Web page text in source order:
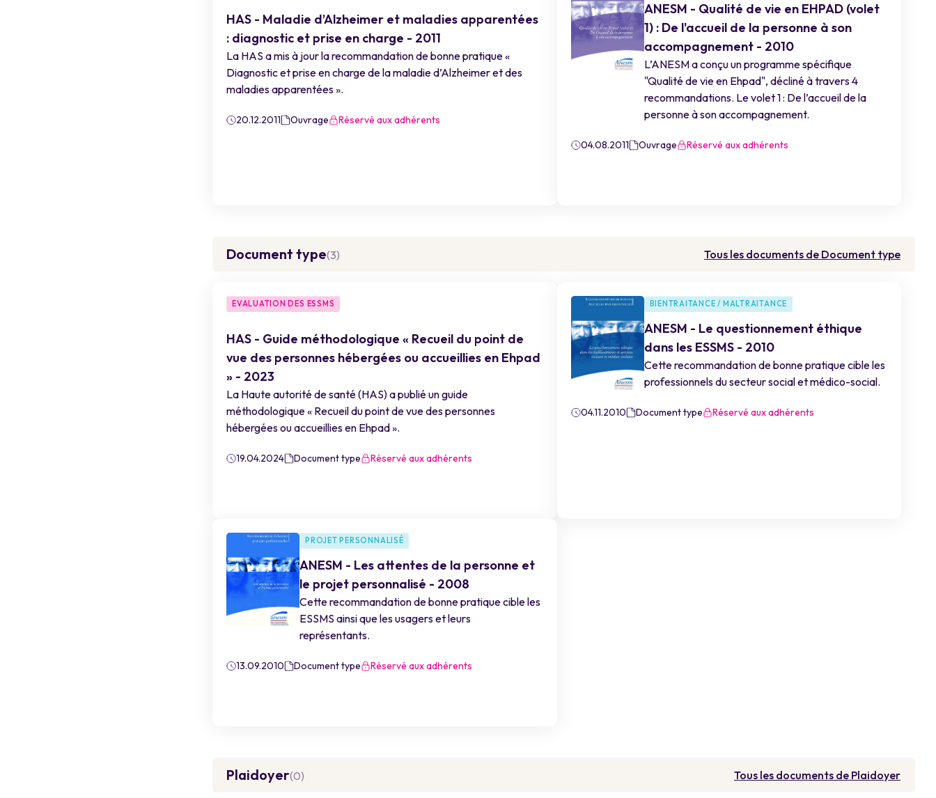
HAS - Maladie d’Alzheimer et maladies apparentées
: diagnostic et prise en charge - 2011
La HAS a mis à jour la recommandation de bonne pratique «
Diagnostic et prise en charge de la maladie d’Alzheimer et des
maladies apparentées ».
20.12.2011 Ouvrage Réservé aux adhérents
ANESM - Qualité de vie en EHPAD (volet
1) : De l'accueil de la personne à son
accompagnement - 2010
L’ANESM a conçu un programme spécifique
"Qualité de vie en Ehpad", décliné à travers 4
recommandations. Le volet 1 : De l’accueil de la
personne à son accompagnement.
04.08.2011 Ouvrage Réservé aux adhérents
Document type(3) Tous les documents de Document type
EVALUATION DES ESSMS
HAS - Guide méthodologique « Recueil du point de
vue des personnes hébergées ou accueillies en Ehpad
» - 2023
La Haute autorité de santé (HAS) a publié un guide
méthodologique « Recueil du point de vue des personnes
hébergées ou accueillies en Ehpad ».
19.04.2024 Document type Réservé aux adhérents
BIENTRAITANCE / MALTRAITANCE
ANESM - Le questionnement éthique
dans les ESSMS - 2010
Cette recommandation de bonne pratique cible les
professionnels du secteur social et médico-social.
04.11.2010 Document type Réservé aux adhérents
PROJET PERSONNALISÉ
ANESM - Les attentes de la personne et
le projet personnalisé - 2008
Cette recommandation de bonne pratique cible les
ESSMS ainsi que les usagers et leurs
représentants.
13.09.2010 Document type Réservé aux adhérents
Plaidoyer(0) Tous les documents de Plaidoyer